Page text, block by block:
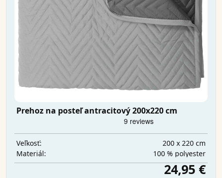
Prehoz na posteľ antracitový 200x220 cm
Veľkosť:
200 x 220 cm
Materiál:
100 % polyester
24,95 €